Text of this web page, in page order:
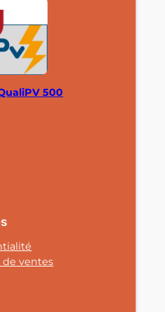
500
de ventes